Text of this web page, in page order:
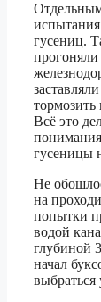
гусениц.
прогоняли
тормозить
Всё это
гусеницы
Не
на
попытки
водой
глубиной
начал
выбраться